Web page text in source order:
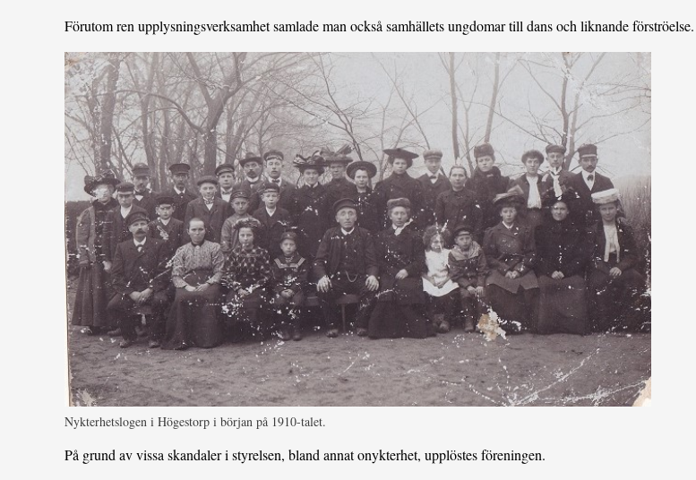
Förutom ren upplysningsverksamhet samlade man också samhällets ungdomar till dans och liknande förströelse.
Nykterhetslogen i Högestorp i början på 1910-talet.
På grund av vissa skandaler i styrelsen, bland annat onykterhet, upplöstes föreningen.